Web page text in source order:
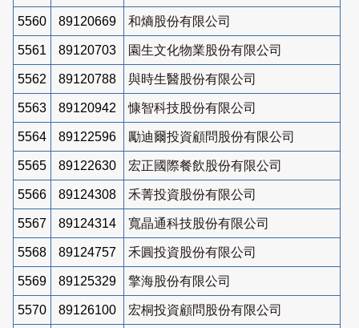
5560 89120669 和熵股份有限公司
5561 89120703 園生文化物業股份有限公司
5562 89120788 與時生醫股份有限公司
5563 89120942 慷智科技股份有限公司
5564 89122596 勵迪爾投資顧問股份有限公司
5565 89122630 宏正國際餐飲股份有限公司
5566 89124308 禾菁投資股份有限公司
5567 89124314 寬晶通科技股份有限公司
5568 89124757 禾圓投資股份有限公司
5569 89125329 擎海股份有限公司
5570 89126100 宏桐投資顧問股份有限公司